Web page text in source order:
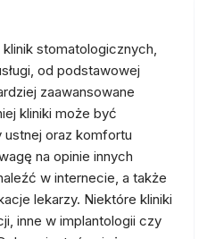
stomatologicznych,
od podstawowej
zaawansowane
kliniki może być
oraz komfortu
na opinie innych
w internecie, a także
lekarzy. Niektóre kliniki
inne w implantologii czy